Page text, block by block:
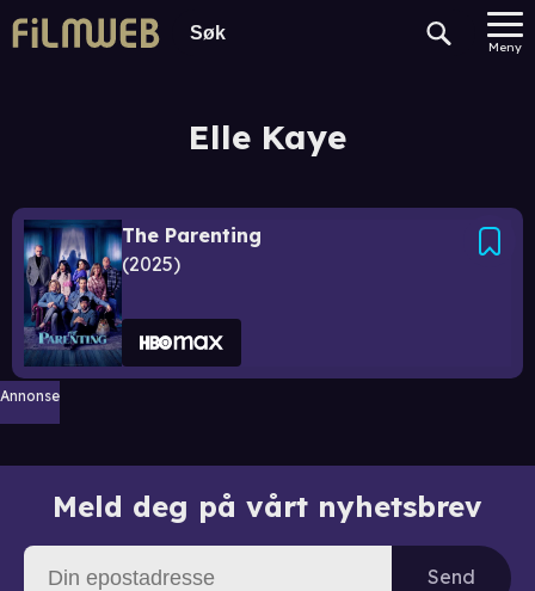
Meny
Elle Kaye
The Parenting
2025
Annonse
Meld deg på vårt nyhetsbrev
Send